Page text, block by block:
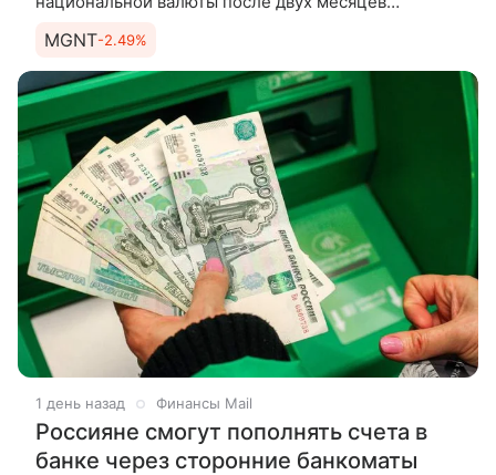
недолгим: к 23 июля иена обновила
MGNT-2.49%
1 день назад Финансы Mail
Россияне смогут пополнять счета в
банке через сторонние банкоматы